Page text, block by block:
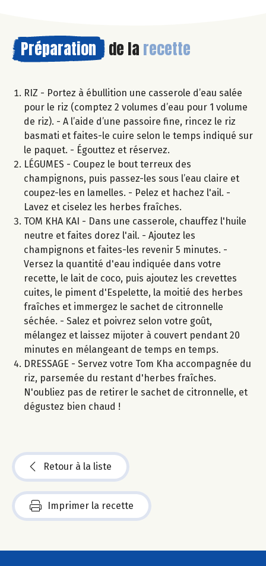
Préparation de la recette
RIZ - Portez à ébullition une casserole d’eau salée
pour le riz (comptez 2 volumes d’eau pour 1 volume
de riz). - A l’aide d’une passoire fine, rincez le riz
basmati et faites-le cuire selon le temps indiqué sur
le paquet. - Égouttez et réservez.
LÉGUMES - Coupez le bout terreux des
champignons, puis passez-les sous l’eau claire et
coupez-les en lamelles. - Pelez et hachez l'ail. -
Lavez et ciselez les herbes fraîches.
TOM KHA KAI - Dans une casserole, chauffez l'huile
neutre et faites dorez l'ail. - Ajoutez les
champignons et faites-les revenir 5 minutes. -
Versez la quantité d'eau indiquée dans votre
recette, le lait de coco, puis ajoutez les crevettes
cuites, le piment d'Espelette, la moitié des herbes
fraîches et immergez le sachet de citronnelle
séchée. - Salez et poivrez selon votre goût,
mélangez et laissez mijoter à couvert pendant 20
minutes en mélangeant de temps en temps.
DRESSAGE - Servez votre Tom Kha accompagnée du
riz, parsemée du restant d'herbes fraîches.
N'oubliez pas de retirer le sachet de citronnelle, et
dégustez bien chaud !
Retour à la liste
Imprimer la recette